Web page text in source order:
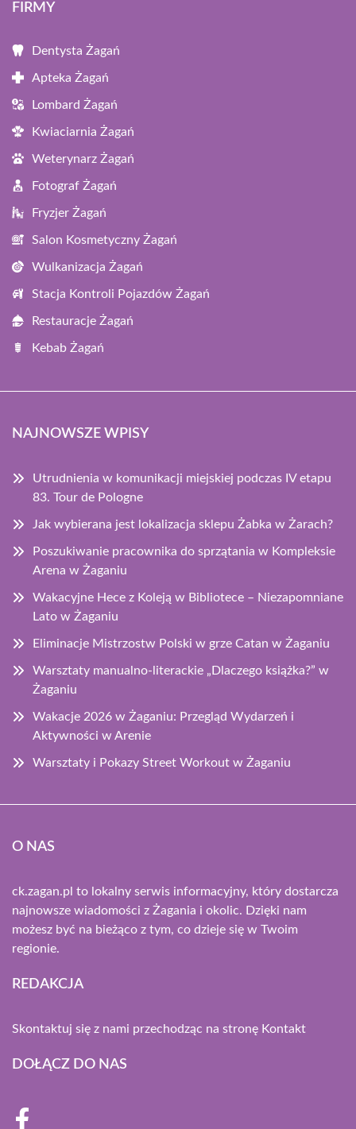
FIRMY
Dentysta Żagań
Apteka Żagań
Lombard Żagań
Kwiaciarnia Żagań
Weterynarz Żagań
Fotograf Żagań
Fryzjer Żagań
Salon Kosmetyczny Żagań
Wulkanizacja Żagań
Stacja Kontroli Pojazdów Żagań
Restauracje Żagań
Kebab Żagań
NAJNOWSZE WPISY
Utrudnienia w komunikacji miejskiej podczas IV etapu
83. Tour de Pologne
Jak wybierana jest lokalizacja sklepu Żabka w Żarach?
Poszukiwanie pracownika do sprzątania w Kompleksie
Arena w Żaganiu
Wakacyjne Hece z Koleją w Bibliotece – Niezapomniane
Lato w Żaganiu
Eliminacje Mistrzostw Polski w grze Catan w Żaganiu
Warsztaty manualno-literackie „Dlaczego książka?” w
Żaganiu
Wakacje 2026 w Żaganiu: Przegląd Wydarzeń i
Aktywności w Arenie
Warsztaty i Pokazy Street Workout w Żaganiu
O NAS
ck.zagan.pl to lokalny serwis informacyjny, który dostarcza
najnowsze wiadomości z Żagania i okolic. Dzięki nam
możesz być na bieżąco z tym, co dzieje się w Twoim
regionie.
REDAKCJA
Skontaktuj się z nami przechodząc na stronę Kontakt
DOŁĄCZ DO NAS